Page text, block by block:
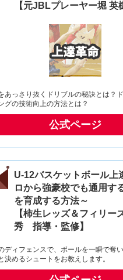
【元JBLプレーヤー堀 英
あっさり抜くドリブルの秘訣とは？
グの技術向上の方法とは？
公式ページ
U-12バスケットボール上
ロから強豪校でも通用す
を育成する方法～
【柿生レッズ＆フィリ
秀 指導・監修】
ディフェンスで、ボールを一瞬で奪
決めるシュートをお教えします。